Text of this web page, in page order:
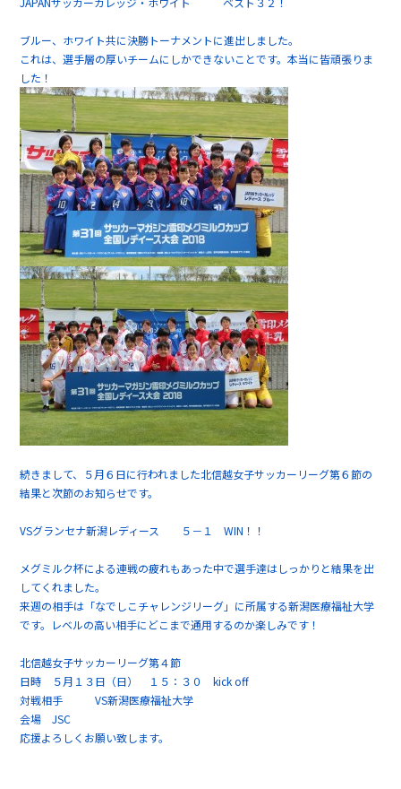
ブルー、ホワイト共に決勝トーナメントに進出しました。
これは、選手層の厚いチームにしかできないことです。本当に皆頑張りま
した！
続きまして、５月６日に行われました北信越女子サッカーリーグ第６節の
結果と次節のお知らせです。
VSグランセナ新潟レディース ５－１ WIN！！
メグミルク杯による連戦の疲れもあった中で選手達はしっかりと結果を出
してくれました。
来週の相手は「なでしこチャレンジリーグ」に所属する新潟医療福祉大学
です。レベルの高い相手にどこまで通用するのか楽しみです！
北信越女子サッカーリーグ第４節
日時 ５月１３日（日） １５：３０ kick off
対戦相手 VS新潟医療福祉大学
会場 JSC
応援よろしくお願い致します。